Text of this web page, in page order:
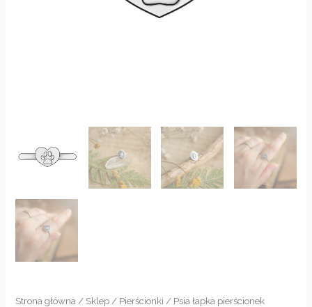
Strona główna / Sklep / Pierścionki / Psia łapka pierścionek